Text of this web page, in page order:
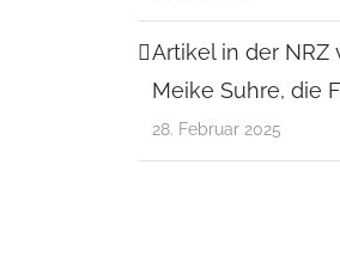
Artikel in der NRZ
Meike Suhre, die
28. Februar 2025